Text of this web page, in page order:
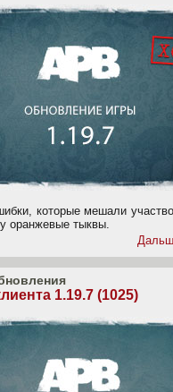
которые мешали
оранжевые тыквы.
1.19.7 (1025)